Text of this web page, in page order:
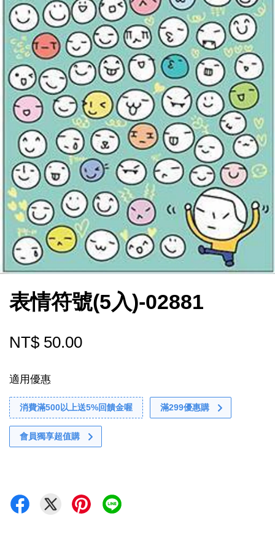
表情符號(5入)-02881
NT$ 50.00
適用優惠
消費滿500以上送5%回饋金喔 滿299優惠購
會員獨享超值購